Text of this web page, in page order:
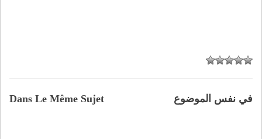
Dans Le Même Sujet في نفس الموضوع